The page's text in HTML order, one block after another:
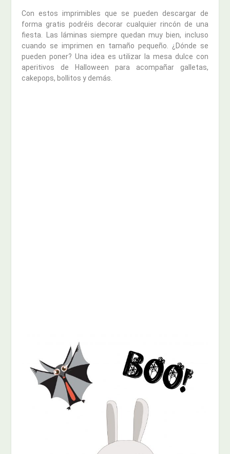
Con estos imprimibles que se pueden descargar de
forma gratis podréis decorar cualquier rincón de una
fiesta. Las láminas siempre quedan muy bien, incluso
cuando se imprimen en tamaño pequeño. ¿Dónde se
pueden poner? Una idea es utilizar la mesa dulce con
aperitivos de Halloween para acompañar galletas,
cakepops, bollitos y demás.